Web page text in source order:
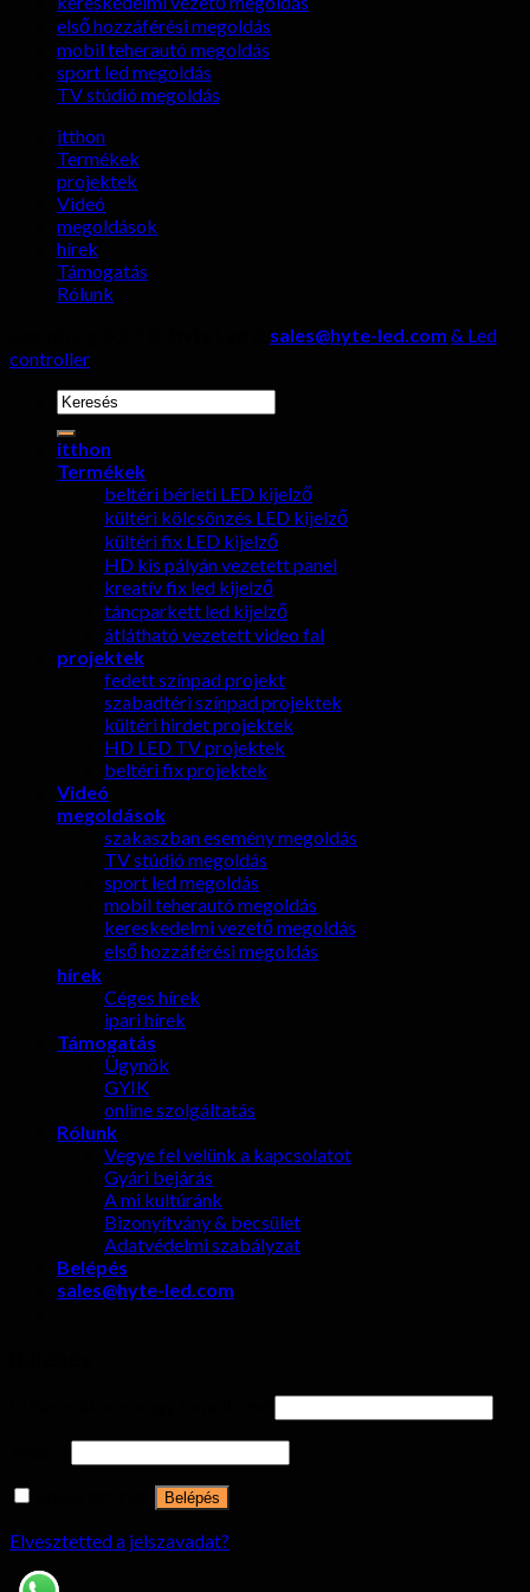
kiválasztásakor,
négy
részletet
nem
szabad
első hozzáférési megoldás
mobil teherautó megoldás
sport led megoldás
TV stúdió megoldás
itthon
Termékek
projektek
Videó
megoldások
hírek
Támogatás
Rólunk
sales@hyte-led.com & Led
controller
keresése:
itthon
Termékek
beltéri bérleti LED kijelző
kültéri kölcsönzés LED kijelző
kültéri fix LED kijelző
HD kis pályán vezetett panel
kreatív fix led kijelző
táncparkett led kijelző
átlátható vezetett video fal
projektek
fedett színpad projekt
szabadtéri színpad projektek
kültéri hirdet projektek
HD LED TV projektek
beltéri fix projektek
Videó
megoldások
szakaszban esemény megoldás
TV stúdió megoldás
sport led megoldás
mobil teherautó megoldás
kereskedelmi vezető megoldás
első hozzáférési megoldás
hírek
Céges hírek
ipari hírek
Támogatás
Ügynök
GYIK
online szolgáltatás
Rólunk
Vegye fel velünk a kapcsolatot
Gyári bejárás
A mi kultúránk
Bizonyítvány & becsület
Adatvédelmi szabályzat
Belépés
sales@hyte-led.com
Belépés
Elvesztetted a jelszavadat?